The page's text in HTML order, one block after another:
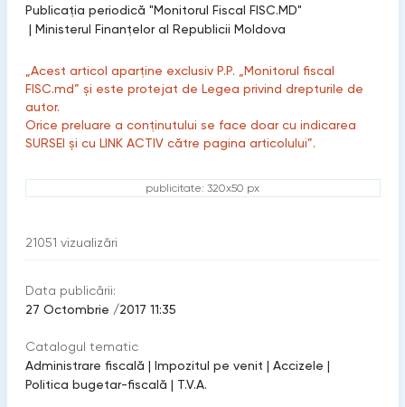
Publicaţia periodică "Monitorul Fiscal FISC.MD"
| Ministerul Finanțelor al Republicii Moldova
„Acest articol aparține exclusiv P.P. „Monitorul fiscal
FISC.md” și este protejat de Legea privind drepturile de
autor.
Orice preluare a conținutului se face doar cu indicarea
SURSEI și cu LINK ACTIV către pagina articolului”.
publicitate: 320x50 px
21051 vizualizări
Data publicării:
27 Octombrie /2017 11:35
Catalogul tematic
Administrare fiscală | Impozitul pe venit | Accizele |
Politica bugetar-fiscală | T.V.A.